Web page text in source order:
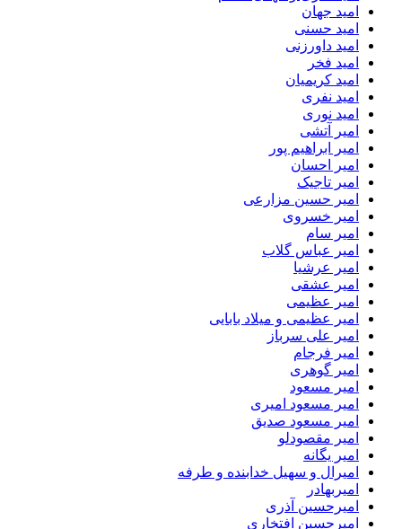
امید جهان
امید حسنی
امید داورزنی
امید فخر
امید کریمیان
امید نفری
امید نوری
امیر آتشی
امیر ابراهیم پور
امیر احسان
امیر تاجیک
امیر حسین مزارعی
امیر خسروی
امیر سام
امیر عباس گلاب
امیر عرشیا
امیر عشقی
امیر عظیمی
امیر عظیمی و میلاد بابایی
امیر علی سرباز
امیر فرجام
امیر گوهری
امیر مسعود
امیر مسعود امیری
امیر مسعود صدیق
امیر مقصودلو
امیر یگانه
امیرال و سهیل خدابنده و طرفه
امیربهادر
امیرحسین آذری
امیرحسین افتخاری